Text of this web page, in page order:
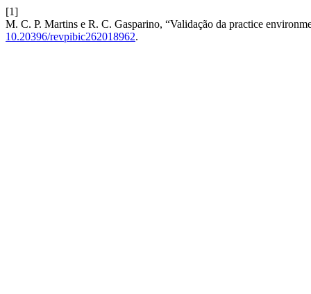
[1]
M. C. P. Martins e R. C. Gasparino, “Validação da practice
10.20396/revpibic262018962.